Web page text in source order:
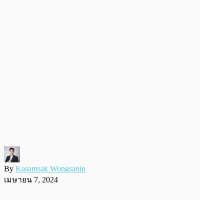
By Kasamsak Wongsanin
เมษายน 7, 2024